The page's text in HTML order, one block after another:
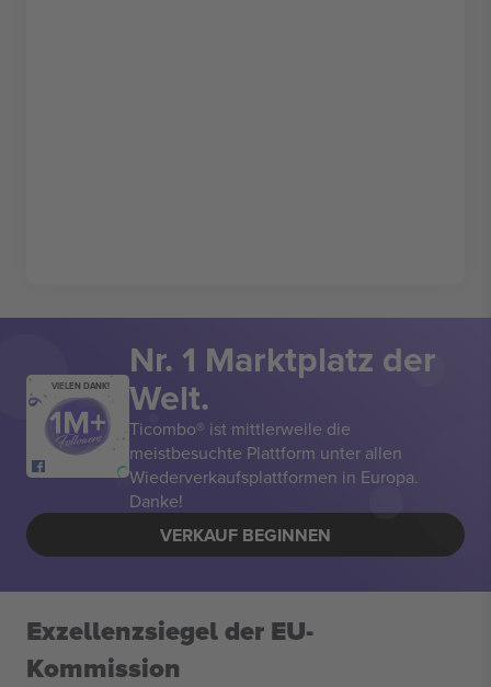
VIELEN DANK!
Nr. 1 Marktplatz der
Welt.
Ticombo® ist mittlerweile die
meistbesuchte Plattform unter allen
Wiederverkaufsplattformen in Europa.
Danke!
VERKAUF BEGINNEN
Exzellenzsiegel der EU-
Kommission